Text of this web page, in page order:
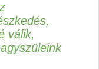
válik,